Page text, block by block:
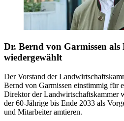
Dr. Bernd von Garmissen
wiedergewählt
Der Vorstand der
Bernd von Garmissen einstimmig für
Direktor der Landwirtschaftskammer
der 60-Jährige bis Ende 2033 als
und Mitarbeiter amtieren.